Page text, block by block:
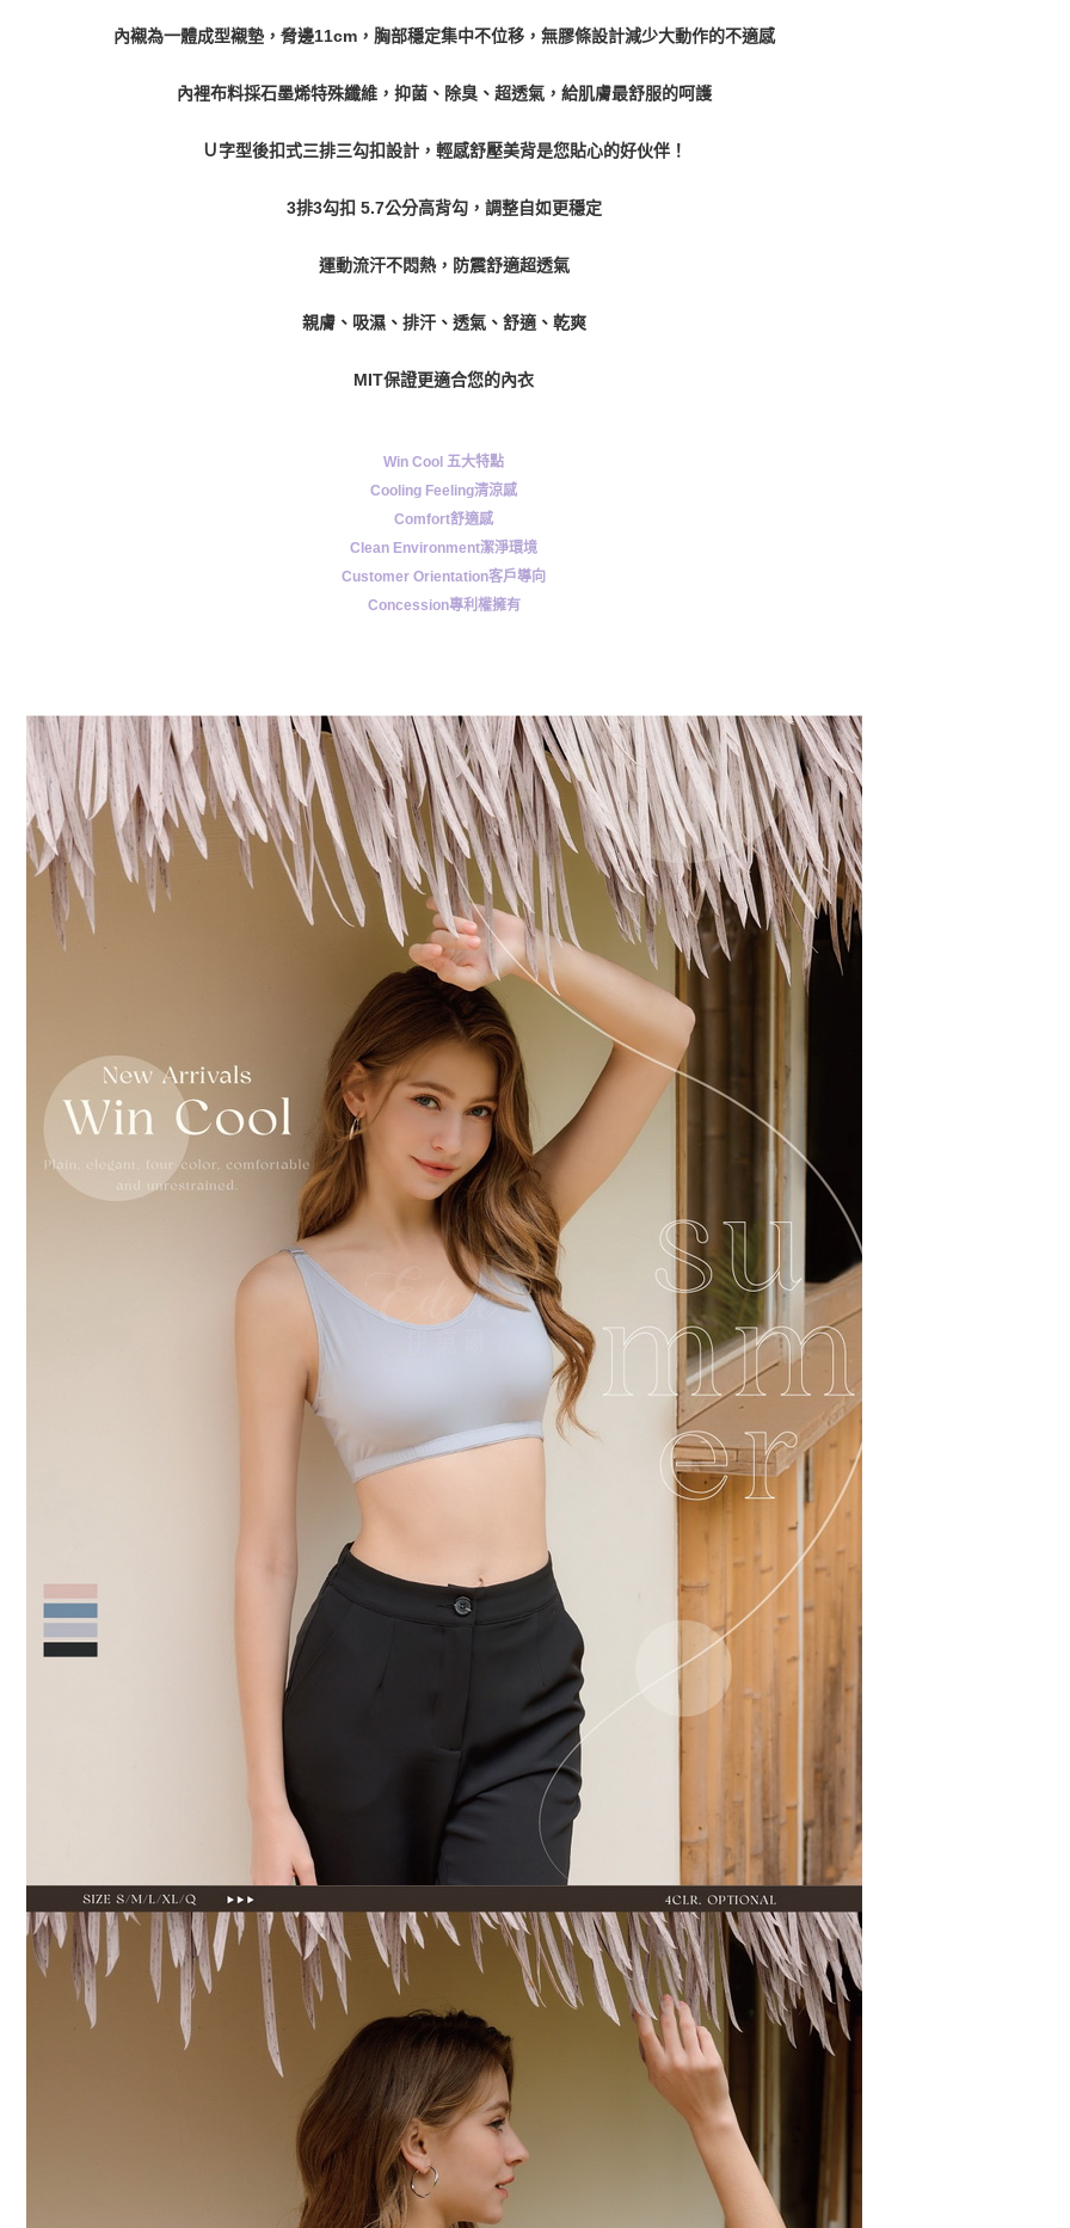
內襯為一體成型襯墊，脅邊11cm，胸部穩定集中不位移，無膠條設計減少大動作的不適感
內裡布料採石墨烯特殊纖維，抑菌、除臭、超透氣，給肌膚最舒服的呵護
Ｕ字型後扣式三排三勾扣設計，輕感舒壓美背是您貼心的好伙伴！
3排3勾扣 5.7公分高背勾，調整自如更穩定
運動流汗不悶熱，防震舒適超透氣
親膚、吸濕、排汗、透氣、舒適、乾爽
MIT保證更適合您的內衣
Win Cool 五大特點
Cooling Feeling清涼感
Comfort舒適感
Clean Environment潔淨環境
Customer Orientation客戶導向
Concession專利權擁有